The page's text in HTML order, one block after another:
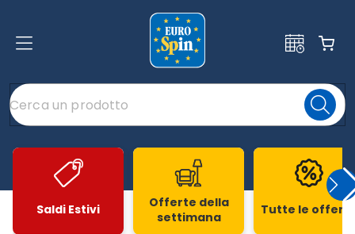
Saldi Estivi
Offerte della
settimana
Tutte le